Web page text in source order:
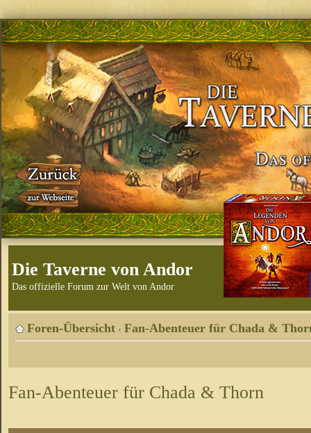
Die Taverne von Andor
Das offizielle Forum zur Welt von Andor
Foren-Übersicht ‹ Fan-Abenteuer für Chada &
Fan-Abenteuer für Chada & Thorn